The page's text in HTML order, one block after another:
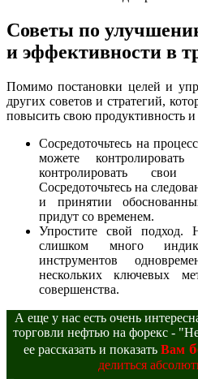
Советы по
и эффективности в
Помимо постановки целей и
других советов и стратегий,
повысить свою продуктивность и
Сосредоточьтесь на
можете
контролировать
Сосредоточьтесь на
и принятии
придут со временем.
Упростите свой подход.
слишком много
инструментов
нескольких ключевых
совершенства.
А еще у нас есть очень
торговли нефтью на форекс -
ее рассказать и показать Вам
делиться